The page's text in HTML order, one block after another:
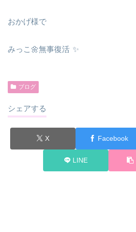
おかげ様で
みっこ🌼無事復活 ✨
ブログ
シェアする
X Facebook
LINE